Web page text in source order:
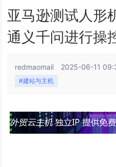
亚马逊测试人形
通义千问进行操
redmaomail 2025-06-11
#建站与主机